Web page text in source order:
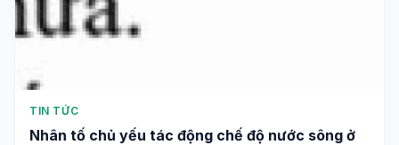
TIN TỨC
Nhân tố chủ yếu tác động chế độ nước sông ở